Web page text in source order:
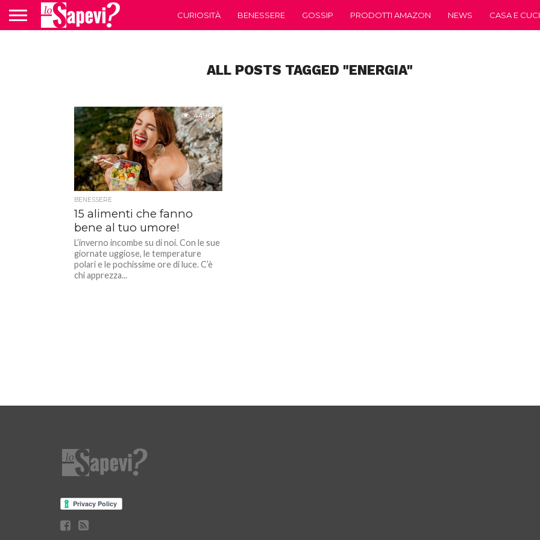
CURIOSITÀ BENESSERE GOSSIP PRODOTTI AMAZON NEWS CASA E
ALL POSTS TAGGED "ENERGIA"
449.6K
BENESSERE
15 alimenti che fanno
bene al tuo umore!
L’inverno incombe su di noi. Con le sue
giornate uggiose, le temperature
polari e le pochissime ore di luce. C’è
chi apprezza...